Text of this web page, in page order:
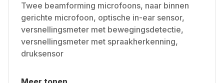
Twee beamforming microfoons, naar binnen
gerichte microfoon, optische in-ear sensor,
versnellingsmeter met bewegingsdetectie,
versnellingsmeter met spraakherkenning,
druksensor